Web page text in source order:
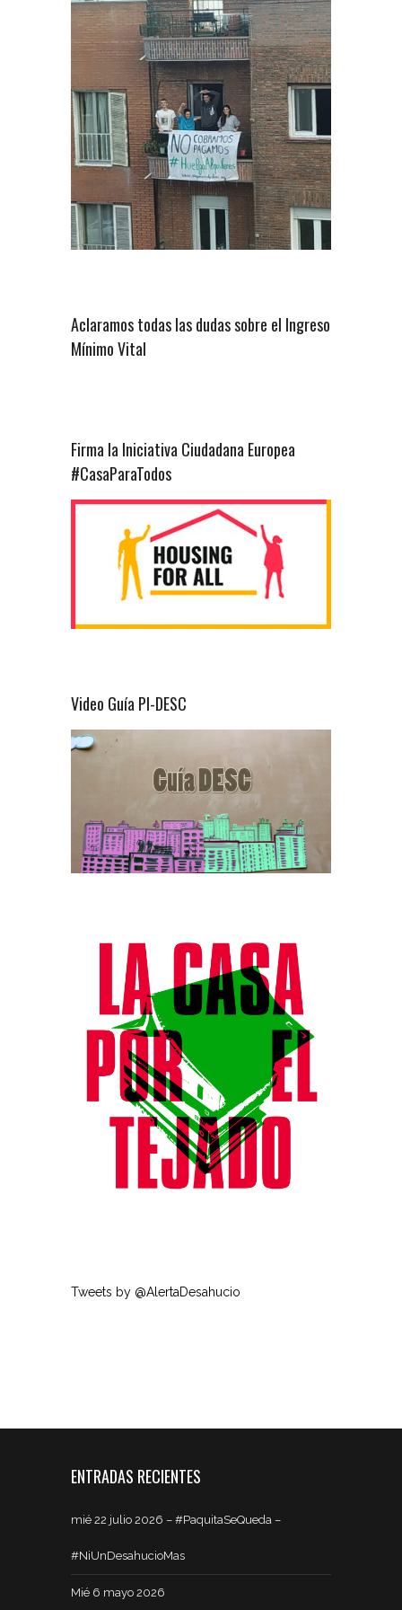
Aclaramos todas las dudas sobre el Ingreso
Mínimo Vital
Firma la Iniciativa Ciudadana Europea
#CasaParaTodos
Video Guía PI-DESC
Tweets by @AlertaDesahucio
ENTRADAS RECIENTES
mié 22 julio 2026 – #PaquitaSeQueda –
#NiUnDesahucioMas
Mié 6 mayo 2026